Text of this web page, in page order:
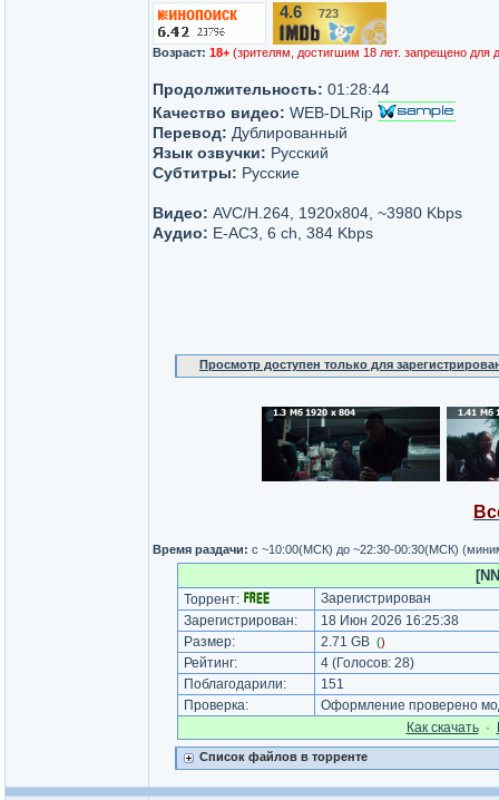
4.6 723
Возраст: 18+ (зрителям, достигшим 18 лет. запрещено для
Продолжительность: 01:28:44
Качество видео: WEB-DLRip
Перевод: Дублированный
Язык озвучки: Русский
Субтитры: Русские
Видео: AVC/H.264, 1920x804, ~3980 Kbps
Аудио: E-AC3, 6 ch, 384 Kbps
Просмотр доступен только для
Время раздачи: с ~10:00(МСК) до ~22:30-00:30(МСК)
Торрент:
Зарегистрирован
Зарегистрирован:
18 Июн 2026 16:25:38
Размер:
2.71 GB ()
Рейтинг: 4(Голосов: 28)
Поблагодарили:
151
Проверка:
Оформление проверено
Как cкачать·
Список файлов в торренте